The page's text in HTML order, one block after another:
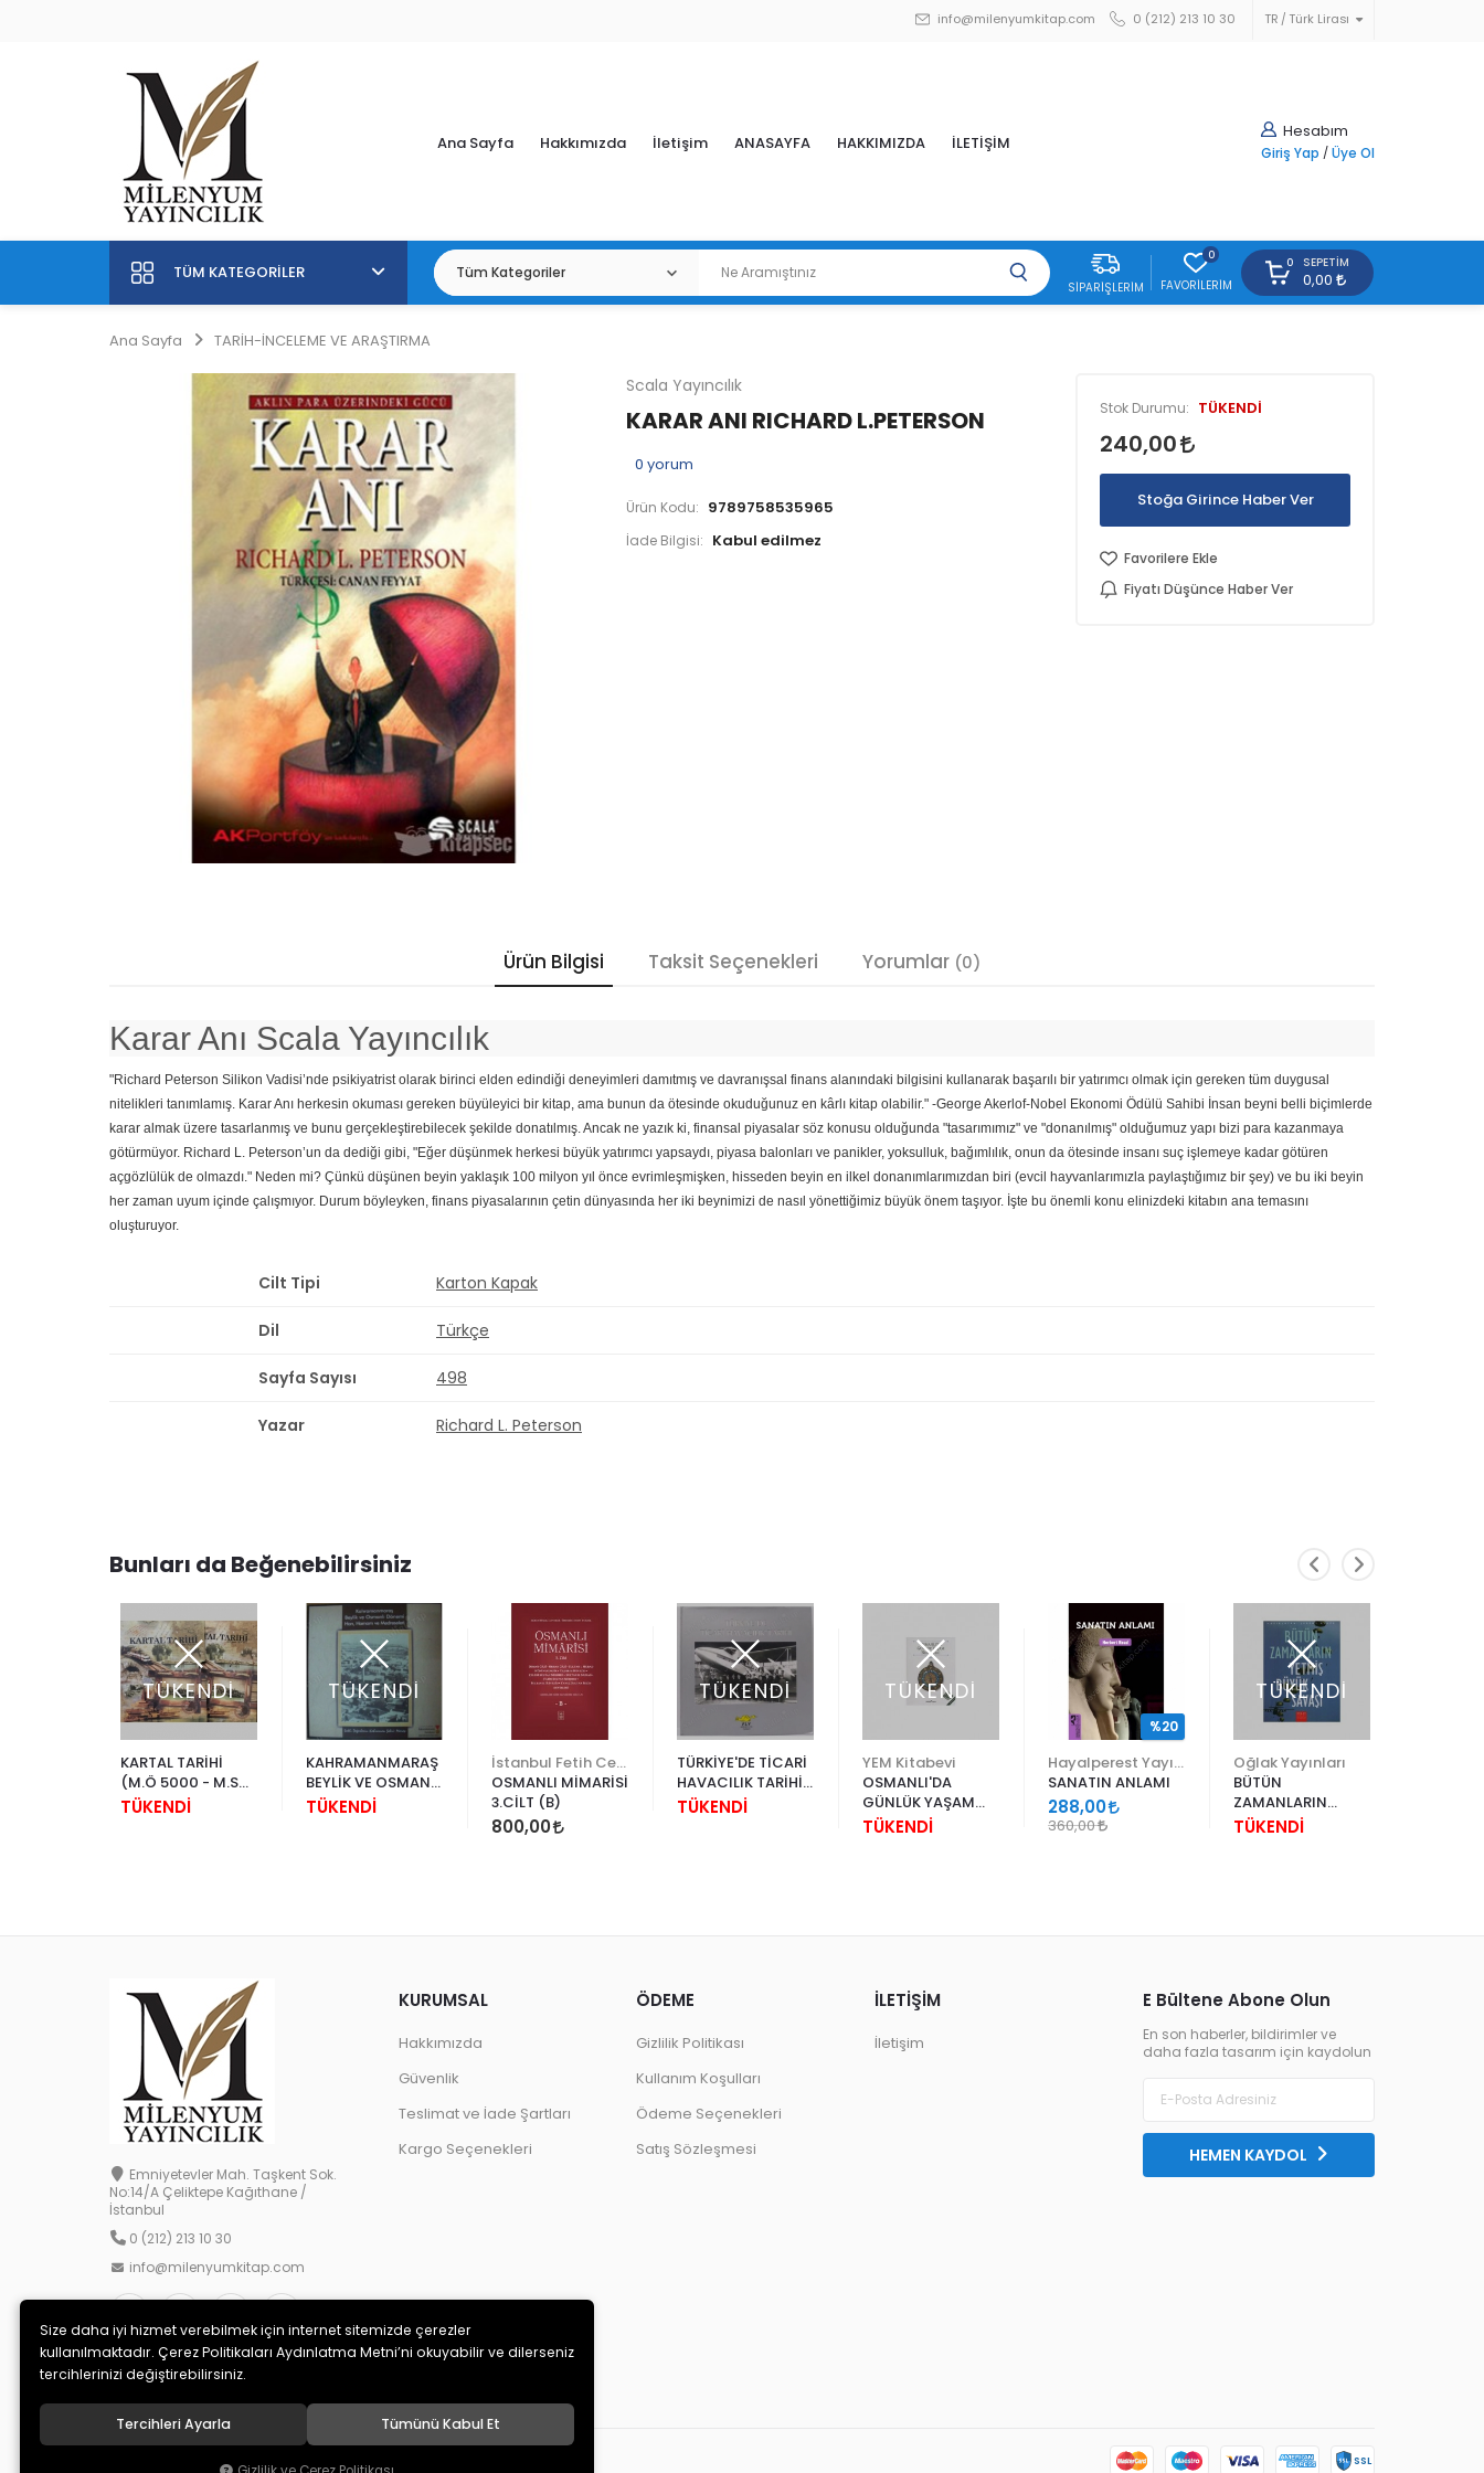
TR Türk Lirası
info@milenyumkitap.com 0 (212) 213 10 30
Hesabım
Giriş Yap / Üye Ol
Ana Sayfa Hakkımızda İletişim ANASAYFA HAKKIMIZDA İLETİŞİM
TÜM KATEGORILER
SIPARIŞLERIM
0
FAVORILERIM
0 SEPETIM
0,00
Ana Sayfa TARİH-İNCELEME VE ARAŞTIRMA
Scala Yayıncılık
KARAR ANI RICHARD L.PETERSON
0 yorum
Ürün Kodu: 9789758535965
İade Bilgisi:
Stok Durumu: TÜKENDİ
240,00
Stoğa Girince Haber Ver
Favorilere Ekle
Fiyatı Düşünce Haber Ver
Ürün Bilgisi Taksit Seçenekleri Yorumlar (0)
Karar Anı Scala Yayıncılık
"Richard Peterson Silikon Vadisi’nde psikiyatrist olarak birinci elden edindiği deneyimleri damıtmış ve davranışsal finans alanındaki bilgisini kullanarak başarılı bir yatırımcı olmak için gereken tüm duygusal
nitelikleri tanımlamış. Karar Anı herkesin okuması gereken büyüleyici bir kitap, ama bunun da ötesinde okuduğunuz en kârlı kitap olabilir." -George Akerlof-Nobel Ekonomi Ödülü Sahibi İnsan beyni belli biçimlerde
karar almak üzere tasarlanmış ve bunu gerçekleştirebilecek şekilde donatılmış. Ancak ne yazık ki, finansal piyasalar söz konusu olduğunda "tasarımımız" ve "donanılmış" olduğumuz yapı bizi para kazanmaya
götürmüyor. Richard L. Peterson’un da dediği gibi, "Eğer düşünmek herkesi büyük yatırımcı yapsaydı, piyasa balonları ve panikler, yoksulluk, bağımlılık, onun da ötesinde insanı suç işlemeye kadar götüren
açgözlülük de olmazdı." Neden mi? Çünkü düşünen beyin yaklaşık 100 milyon yıl önce evrimleşmişken, hisseden beyin en ilkel donanımlarımızdan biri (evcil hayvanlarımızla paylaştığımız bir şey) ve bu iki beyin
her zaman uyum içinde çalışmıyor. Durum böyleyken, finans piyasalarının çetin dünyasında her iki beynimizi de nasıl yönettiğimiz büyük önem taşıyor. İşte bu önemli konu elinizdeki kitabın ana temasını
oluşturuyor.
Cilt Tipi Karton Kapak
Dil Türkçe
Sayfa Sayısı 498
Yazar Richard L. Peterson
Bunları da Beğenebilirsiniz
TÜKENDİ
KARTAL TARİHİ
(M.Ö 5000 - M.S
2011)
TÜKENDİ
TÜKENDİ
KAHRAMANMARAŞ
BEYLİK VE OSMANLI
DÖNEMİ HAN,
TÜKENDİ
OSMANLI MİMARİSİ
3.CİLT (B)
800,00
TÜKENDİ
TÜRKİYE'DE TİCARİ
HAVACILIK TARİHİ
(20 - A - 17)
TÜKENDİ
TÜKENDİ
YEM Kitabevi
OSMANLI'DA
GÜNLÜK YAŞAM
NESNELERİ
TÜKENDİ
SANATIN ANLAMI
288,00
360,00
%20
TÜKENDİ
Oğlak Yayınları
BÜTÜN
ZAMANLARIN
YETMİŞ BÜYÜK
TÜKENDİ
Emniyetevler Mah. Taşkent Sok.
No:14/A Çeliktepe Kağıthane /
İstanbul
0 (212) 213 10 30
info@milenyumkitap.com
E Bültene Abone Olun
En son haberler, bildirimler ve
daha fazla tasarım için kaydolun
HEMEN KAYDOL
KURUMSAL
Hakkımızda
Güvenlik
Teslimat ve İade Şartları
Kargo Seçenekleri
ÖDEME
Gizlilik Politikası
Kullanım Koşulları
Ödeme Seçenekleri
Satış Sözleşmesi
İLETİŞİM
İletişim
Size daha iyi hizmet verebilmek için internet sitemizde çerezler
kullanılmaktadır. Çerez Politikaları Aydınlatma Metni’ni okuyabilir ve dilerseniz
tercihlerinizi değiştirebilirsiniz.
Tercihleri Ayarla Tümünü Kabul Et